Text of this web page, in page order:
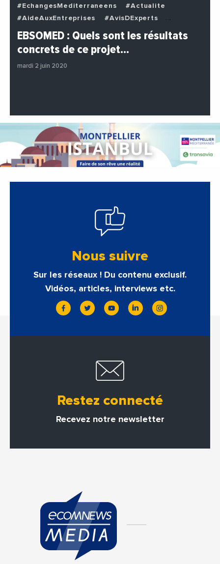
#EchangesMediterraneens
#Actualite
#AideAuxEntreprises
#AvisDExperts
#BuzzNews
#Decideurs
#Entreprises
#Institutions
EBSOMED : Quels sont les résultats
concrets de ce projet…
mardi 2 juin 2020
Nous suivre
Sur les réseaux ! Du contenu exclusif.
Vidéos, articles, interviews etc.
Restez connecté
Recevez notre newsletter